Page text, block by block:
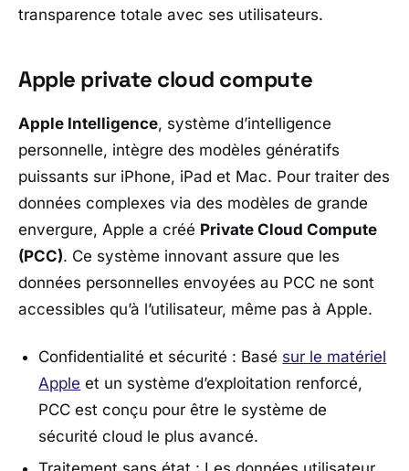
transparence totale avec ses utilisateurs.
Apple private cloud compute
Apple Intelligence, système d’intelligence
personnelle, intègre des modèles génératifs
puissants sur iPhone, iPad et Mac. Pour traiter des
données complexes via des modèles de grande
envergure, Apple a créé Private Cloud Compute
(PCC). Ce système innovant assure que les
données personnelles envoyées au PCC ne sont
accessibles qu’à l’utilisateur, même pas à Apple.
Confidentialité et sécurité : Basé sur le matériel
Apple et un système d’exploitation renforcé,
PCC est conçu pour être le système de
sécurité cloud le plus avancé.